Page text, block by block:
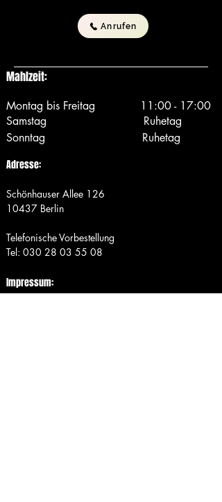
Anrufen
Mahlzeit:
Montag bis Freitag 11:00 - 17:00
Samstag Ruhetag
Sonntag Ruhetag
Adresse:
Schönhauser Allee 126
10437 Berlin
Telefonische Vorbestellung
Tel: 030 28 03 55 08
Impressum:
Inh. Kristoffer Marten König